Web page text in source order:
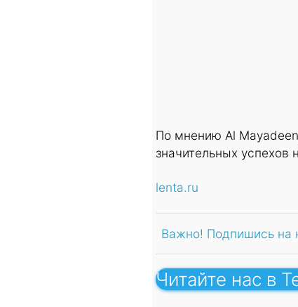
По мнению Al
значительных успехов
lenta.ru
Важно! Подпишись на
Читайте нас в